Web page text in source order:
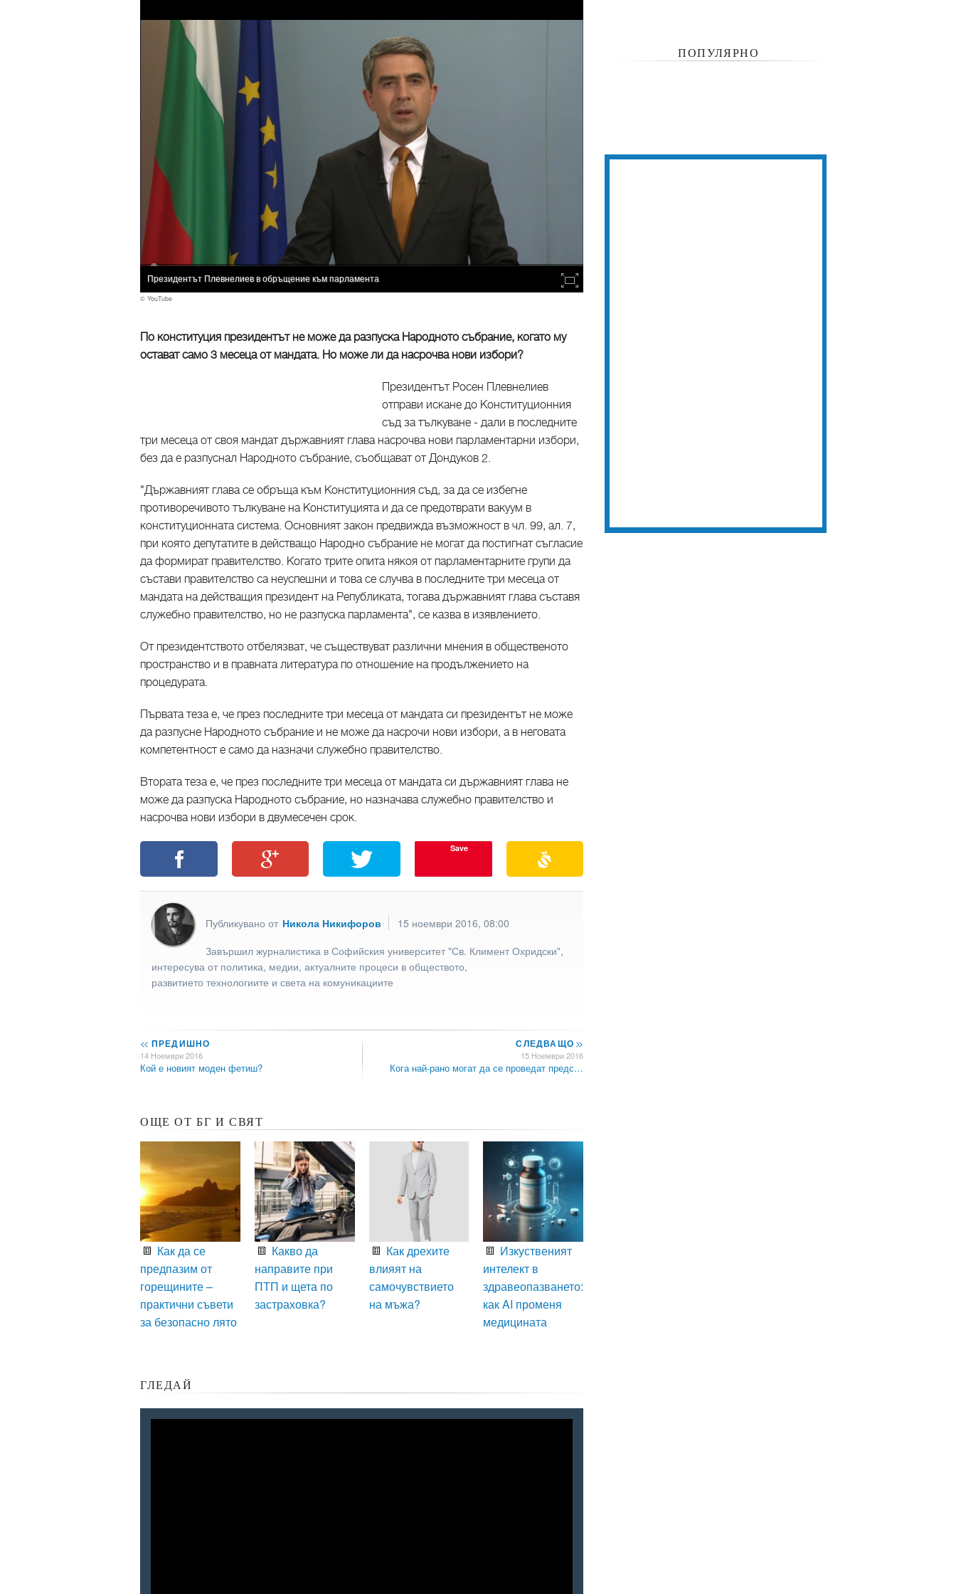
Президентът Плевнелиев в обръщение към парламента
© YouTube
По конституция президентът не може да разпуска Народното събрание, когато му
остават само 3 месеца от мандата. Но може ли да насрочва нови избори?
Президентът Росен Плевнелиев
отправи искане до Конституционния
съд за тълкуване - дали в последните
три месеца от своя мандат държавният глава насрочва нови парламентарни избори,
без да е разпуснал Народното събрание, съобщават от Дондуков 2.
"Държавният глава се обръща към Конституционния съд, за да се избегне
противоречивото тълкуване на Конституцията и да се предотврати вакуум в
конституционната система. Основният закон предвижда възможност в чл. 99, ал. 7,
при която депутатите в действащо Народно събрание не могат да постигнат съгласие
да формират правителство. Когато трите опита някоя от парламентарните групи да
състави правителство са неуспешни и това се случва в последните три месеца от
мандата на действащия президент на Републиката, тогава държавният глава съставя
служебно правителство, но не разпуска парламента", се казва в изявлението.
От президентството отбелязват, че съществуват различни мнения в общественото
пространство и в правната литература по отношение на продължението на
процедурата.
Първата теза е, че през последните три месеца от мандата си президентът не може
да разпусне Народното събрание и не може да насрочи нови избори, а в неговата
компетентност е само да назначи служебно правителство.
Втората теза е, че през последните три месеца от мандата си държавният глава не
може да разпуска Народното събрание, но назначава служебно правителство и
насрочва нови избори в двумесечен срок.
Save
Публикувано от Никола Никифоров
15 ноември 2016, 08:00
Завършил журналистика в Софийския университет "Св. Климент Охридски",
интересува от политика, медии, актуалните процеси в обществото,
развитието технологиите и света на комуникациите
<< ПРЕДИШНО
14 Ноември 2016
Кой е новият моден фетиш?
СЛЕДВАЩО>>
15 Ноември 2016
Кога най-рано могат да се проведат предс…
ОЩЕ ОТ БГ И СВЯТ
Как да се
предпазим от
горещините –
практични съвети
за безопасно лято
Какво да
направите при
ПТП и щета по
застраховка?
Как дрехите
влияят на
самочувствието
на мъжа?
Изкуственият
интелект в
здравеопазването:
как AI променя
медицината
ГЛЕДАЙ
ПОПУЛЯРНО